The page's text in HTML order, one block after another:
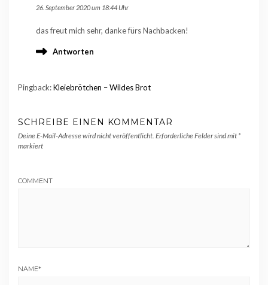
26. September 2020 um 18:44 Uhr
das freut mich sehr, danke fürs Nachbacken!
Antworten
Pingback:Kleiebrötchen – Wildes Brot
SCHREIBE EINEN KOMMENTAR
Deine E-Mail-Adresse wird nicht veröffentlicht. Erforderliche Felder sind mit *
markiert
COMMENT
NAME*